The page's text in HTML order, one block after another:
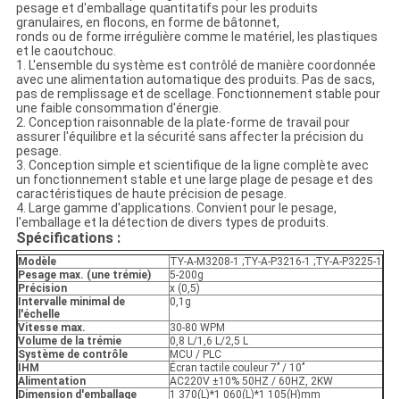
pesage et d'emballage quantitatifs pour les produits
granulaires, en flocons, en forme de bâtonnet,
ronds ou de forme irrégulière comme le matériel, les plastiques
et le caoutchouc.
1. L'ensemble du système est contrôlé de manière coordonnée
avec une alimentation automatique des produits. Pas de sacs,
pas de remplissage et de scellage. Fonctionnement stable pour
une faible consommation d'énergie.
2. Conception raisonnable de la plate-forme de travail pour
assurer l'équilibre et la sécurité sans affecter la précision du
pesage.
3. Conception simple et scientifique de la ligne complète avec
un fonctionnement stable et une large plage de pesage et des
caractéristiques de haute précision de pesage.
4. Large gamme d'applications. Convient pour le pesage,
l'emballage et la détection de divers types de produits.
Spécifications :
Modèle
TY-A-M3208-1 ;TY-A-P3216-1 ;TY-A-P3225-1
Pesage max. (une trémie)
5-200g
Précision
x (0,5)
Intervalle minimal de
l'échelle
0,1g
Vitesse max.
30-80 WPM
Volume de la trémie
0,8 L/1,6 L/2,5 L
Système de contrôle
MCU / PLC
IHM
Écran tactile couleur 7’’ / 10’’
Alimentation
AC220V ±10% 50HZ / 60HZ, 2KW
Dimension d'emballage
1 370(L)*1 060(L)*1 105(H)mm